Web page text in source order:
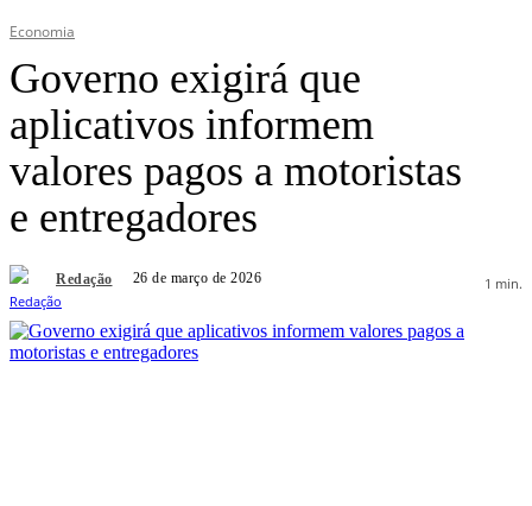
Economia
Governo exigirá que
aplicativos informem
valores pagos a motoristas
e entregadores
Redação 26 de março de 2026 1 min.